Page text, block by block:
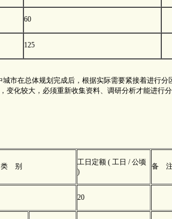
60
125
在总体规划完成后，根据实际需要紧接着进行分
变化较大，必须重新收集资料、调研分析才能进行
别
工日定额 ( 工日 / 公顷
)
备
20